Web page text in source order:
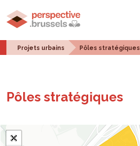
Projets urbains Pôles stratégiques
Pôles stra­té­giques